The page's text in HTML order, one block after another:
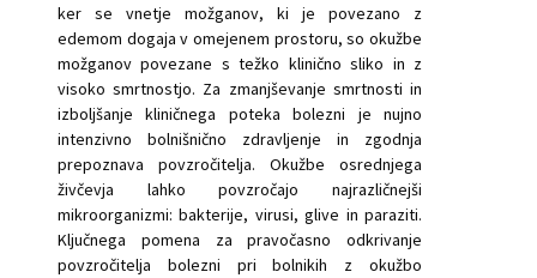
ker se vnetje možganov, ki je povezano z
edemom dogaja v omejenem prostoru, so okužbe
možganov povezane s težko klinično sliko in z
visoko smrtnostjo. Za zmanjševanje smrtnosti in
izboljšanje kliničnega poteka bolezni je nujno
intenzivno bolnišnično zdravljenje in zgodnja
prepoznava povzročitelja. Okužbe osrednjega
živčevja lahko povzročajo najrazličnejši
mikroorganizmi: bakterije, virusi, glive in paraziti.
Ključnega pomena za pravočasno odkrivanje
povzročitelja bolezni pri bolnikih z okužbo